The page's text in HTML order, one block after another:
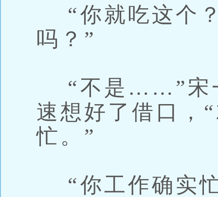
“你就吃这个
吗？”
“不是……”宋
速想好了借口，
忙。”
“你工作确实